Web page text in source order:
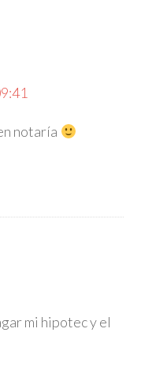
notaría
mi hipotec y el